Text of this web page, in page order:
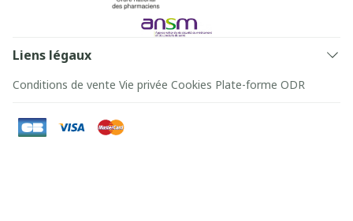
Liens légaux
Conditions de vente Vie privée Cookies Plate-forme ODR